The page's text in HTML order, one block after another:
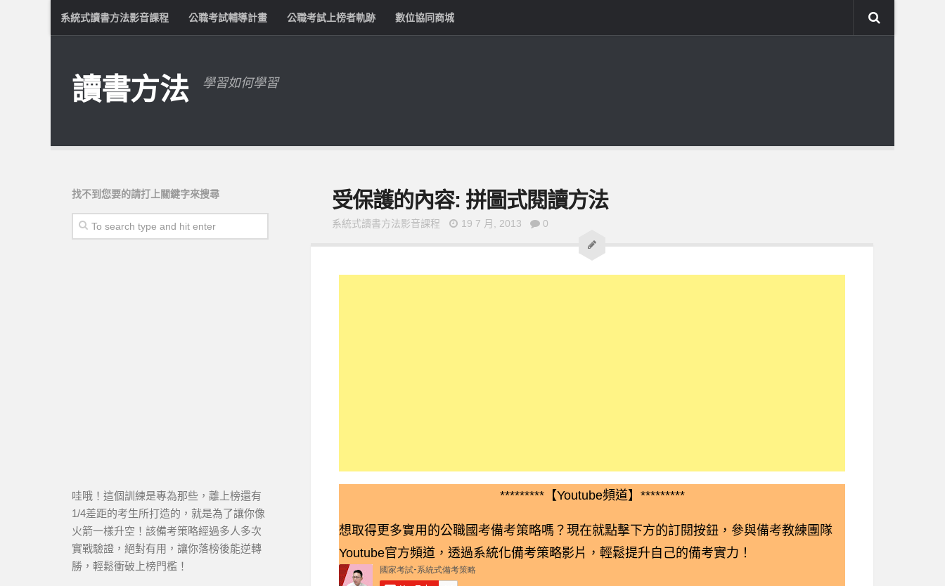
系統式讀書方法影音課程 公職考試輔導計畫 公職考試上榜者軌跡 數位協同商城
讀書方法 學習如何學習
受保護的內容: 拼圖式閱讀方法
系統式讀書方法影音課程 19 7 月, 2013 0
*********【Youtube頻道】*********
想取得更多實用的公職國考備考策略嗎？現在就點擊下方的訂閱按鈕，參與備考教練團隊
Youtube官方頻道，透過系統化備考策略影片，輕鬆提升自己的備考實力！
找不到您要的請打上關鍵字來搜尋
哇哦！這個訓練是專為那些，離上榜還有
1/4差距的考生所打造的，就是為了讓你像
火箭一樣升空！該備考策略經過多人多次
實戰驗證，絕對有用，讓你落榜後能逆轉
勝，輕鬆衝破上榜門檻！